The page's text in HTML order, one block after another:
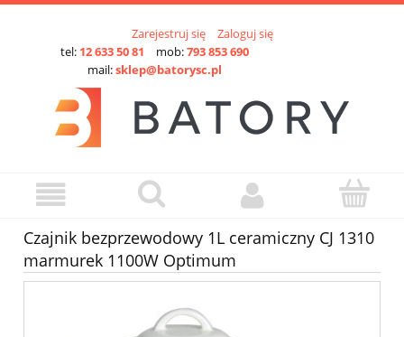
Zarejestruj się
Zaloguj się
tel: 12 633 50 81 mob:793 853 690
mail:sklep@batorysc.pl
Czajnik bezprzewodowy 1L ceramiczny CJ 1310
marmurek 1100W Optimum